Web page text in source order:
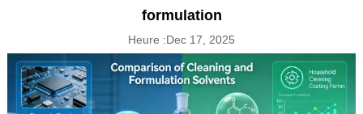
formulation
Heure :Dec 17, 2025